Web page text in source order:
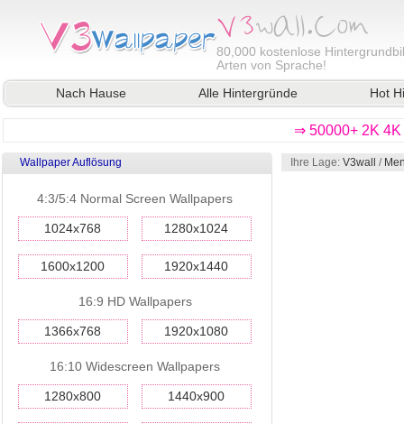
80,000 kostenlose
Arten von Sprache!
Nach Hause
Alle Hintergründe Hot
⇒ 50000+ 2K
Wallpaper Auflösung
4:3/5:4 Normal Screen Wallpapers
1024x768 1280x1024
1600x1200 1920x1440
16:9 HD Wallpapers
1366x768 1920x1080
16:10 Widescreen Wallpapers
1280x800 1440x900
Ihre Lage: V3wall /